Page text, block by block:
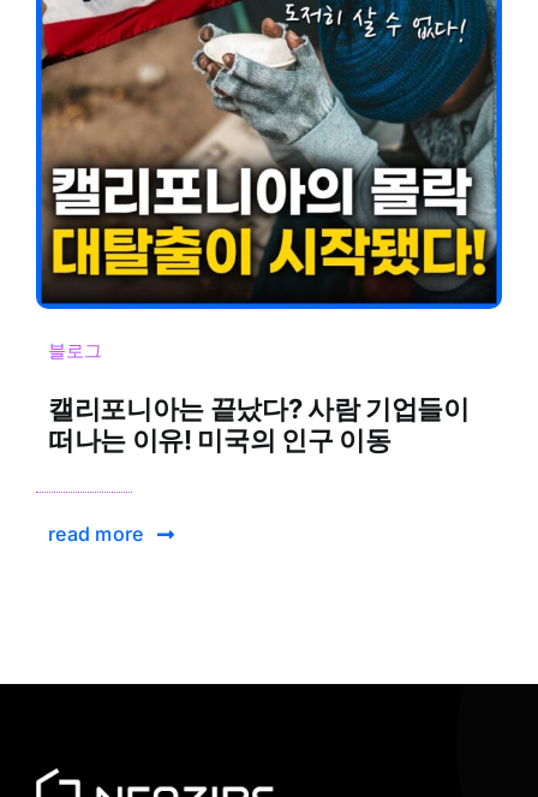
블로그
캘리포니아는 끝났다? 사람 기업들이
떠나는 이유! 미국의 인구 이동
read more